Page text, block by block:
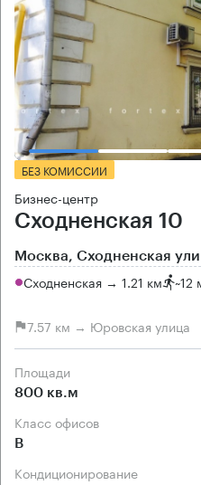
БЕЗ КОМИССИИ
Бизнес-центр
Сходненская 10
Москва, Сходненская
Сходненская → 1.21 км ~12
7.57 км → Юровская улица
Площади
800 кв.м
Класс офисов
B
Кондиционирование